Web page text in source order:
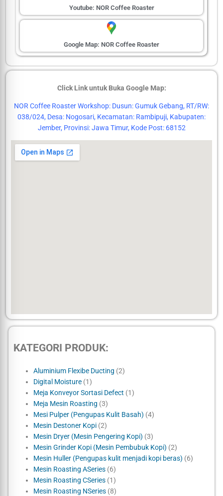
Youtube: NOR Coffee Roaster
Google Map: NOR Coffee Roaster
Click Link untuk Buka Google Map:
NOR Coffee Roaster Workshop: Dusun: Gumuk Gebang, RT/RW:
038/024, Desa: Nogosari, Kecamatan: Rambipuji, Kabupaten:
Jember, Provinsi: Jawa Timur, Kode Post: 68152
KATEGORI PRODUK:
Aluminium Flexibe Ducting (2)
Digital Moisture (1)
Meja Konveyor Sortasi Defect (1)
Meja Mesin Roasting (3)
Mesi Pulper (Pengupas Kulit Basah) (4)
Mesin Destoner Kopi (2)
Mesin Dryer (Mesin Pengering Kopi) (3)
Mesin Grinder Kopi (Mesin Pembubuk Kopi) (2)
Mesin Huller (Pengupas kulit menjadi kopi beras) (6)
Mesin Roasting ASeries (6)
Mesin Roasting CSeries (1)
Mesin Roasting NSeries (8)